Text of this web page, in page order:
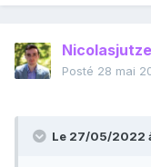
Posté 28 mai
Le 27/05/2022